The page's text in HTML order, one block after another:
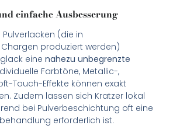
einfache Ausbesserung
(die in
produziert werden)
einenahezu unbegrenzte
Farbtöne, Metallic-,
Touch-Effekte können exakt
Zudem lassen sich Kratzer lokal
bei Pulverbeschichtung oft eine
erforderlich ist.